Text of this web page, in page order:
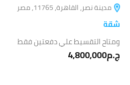
مدينة نصر, القاهرة, 11765, مصر
شقة
ومتاح التقسيط علي دفعتين فقط
ج.م4,800,000